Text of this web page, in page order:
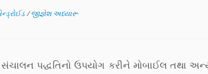
/જીજ્ઞેશ અધ્યારૂ
પદ્ધતિનો ઉપયોગ કરીને મોબાઈલ તથા